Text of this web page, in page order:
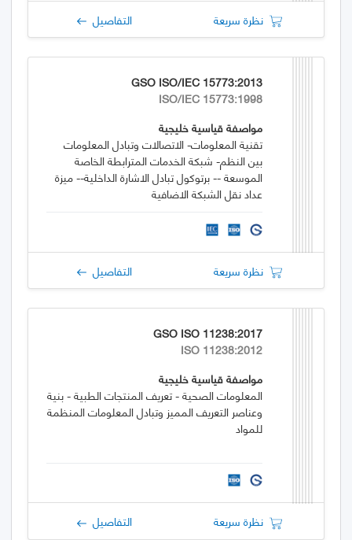
نظرة سريعة التفاصيل
GSO ISO/IEC 15773:2013
ISO/IEC 15773:1998
مواصفة قياسية خليجية
تقنية المعلومات- الاتصالات وتبادل المعلومات
بين النظم- شبكة الخدمات المترابطة الخاصة
الموسعة -- برتوكول تبادل الاشارة الداخلية-- ميزة
عداد نقل الشبكة الاضافية
نظرة سريعة التفاصيل
GSO ISO 11238:2017
ISO 11238:2012
مواصفة قياسية خليجية
المعلومات الصحية - تعريف المنتجات الطبية - بنية
وعناصر التعريف المميز وتبادل المعلومات المنظمة
للمواد
نظرة سريعة التفاصيل